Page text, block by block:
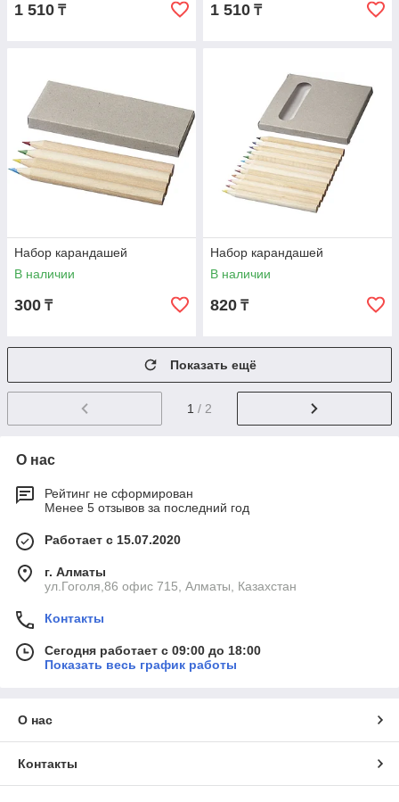
1 510 ₸ 1 510 ₸
Набор карандашей
В наличии
300 ₸
Набор карандашей
В наличии
820 ₸
Показать ещё
1 / 2
О нас
Рейтинг не сформирован
Менее 5 отзывов за последний год
Работает с 15.07.2020
г. Алматы
ул.Гоголя,86 офис 715, Алматы, Казахстан
Контакты
Сегодня работает с 09:00 до 18:00
Показать весь график работы
О нас
Контакты